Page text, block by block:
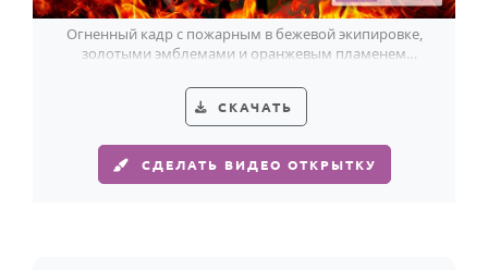
Маме
Папе
Все родственники
ПЕРСОНАЛЬНЫЕ
Огненный кадр с пожарным в бежевой экипировке,
золотыми эмблемами и оранжевым пламенем
СКАЧАТЬ
СДЕЛАТЬ ВИДЕО ОТКРЫТКУ